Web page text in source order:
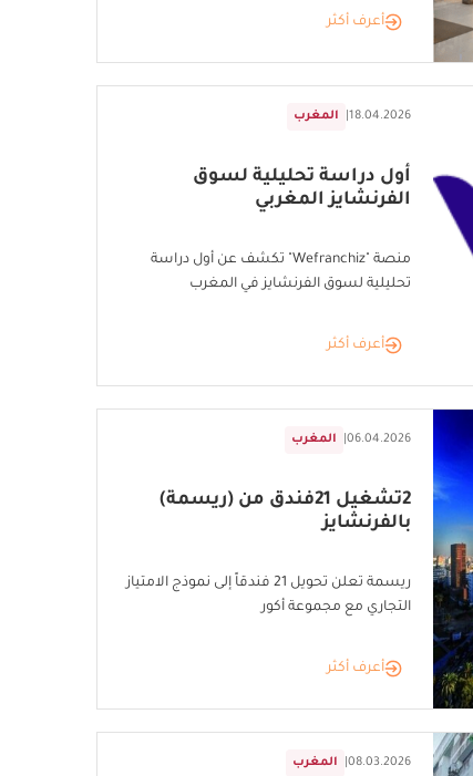
أعرف أكثر
المغرب 18.04.2026
أول دراسة تحليلية لسوق
الفرنشايز المغربي
منصة "Wefranchiz" تكشف عن أول دراسة
تحليلية لسوق الفرنشايز في المغرب
أعرف أكثر
المغرب 06.04.2026
2تشغيل 21فندق من (ريسمة)
بالفرنشايز
ريسمة تعلن تحويل 21 فندقاً إلى نموذج الامتياز
التجاري مع مجموعة أكور
أعرف أكثر
المغرب 08.03.2026